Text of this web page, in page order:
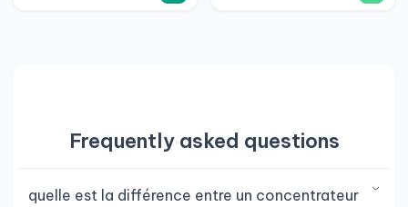
Frequently asked questions
quelle est la différence entre un concentrateur